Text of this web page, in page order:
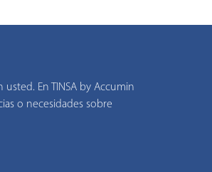
En TINSA by Accumin
o necesidades sobre